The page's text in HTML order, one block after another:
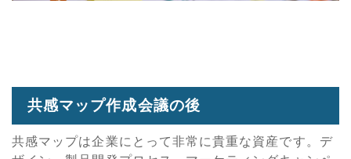
共感マップ作成会議の後
共感マップは企業にとって非常に貴重な資産です。デ